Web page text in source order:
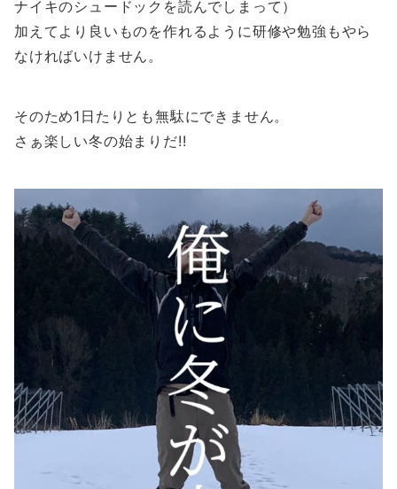
ナイキのシュードックを読んでしまって）
加えてより良いものを作れるように研修や勉強もやら
なければいけません。
そのため1日たりとも無駄にできません。
さぁ楽しい冬の始まりだ!!